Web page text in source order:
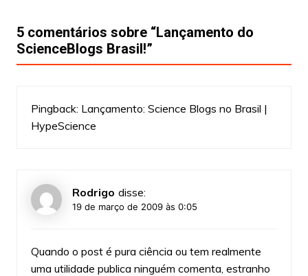
5 comentários sobre “Lançamento do
ScienceBlogs Brasil!”
Pingback: Lançamento: Science Blogs no Brasil |
HypeScience
Rodrigo disse:
19 de março de 2009 às 0:05
Quando o post é pura ciência ou tem realmente
uma utilidade publica ninguém comenta, estranho